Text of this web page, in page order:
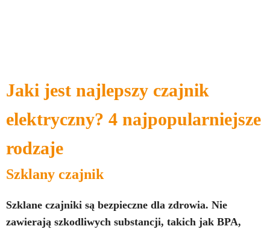
Jaki jest najlepszy czajnik
elektryczny? 4 najpopularniejsze
rodzaje
Szklany czajnik
Szklane czajniki są bezpieczne dla zdrowia. Nie
zawierają szkodliwych substancji, takich jak BPA,